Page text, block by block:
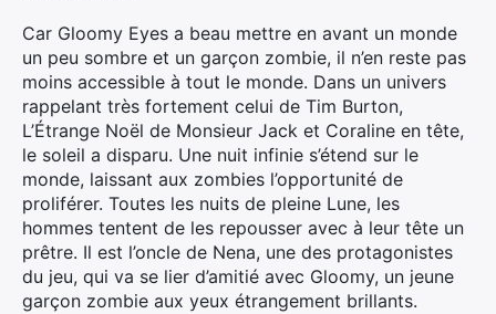
Car Gloomy Eyes a beau mettre en avant un monde
un peu sombre et un garçon zombie, il n’en reste pas
moins accessible à tout le monde. Dans un univers
rappelant très fortement celui de Tim Burton,
L’Étrange Noël de Monsieur Jack et Coraline en tête,
le soleil a disparu. Une nuit infinie s’étend sur le
monde, laissant aux zombies l’opportunité de
proliférer. Toutes les nuits de pleine Lune, les
hommes tentent de les repousser avec à leur tête un
prêtre. Il est l’oncle de Nena, une des protagonistes
du jeu, qui va se lier d’amitié avec Gloomy, un jeune
garçon zombie aux yeux étrangement brillants.